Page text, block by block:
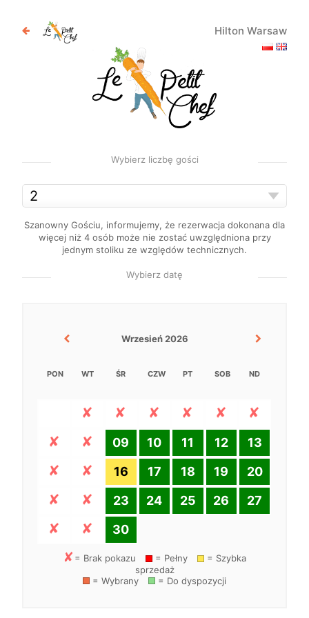
Hilton Warsaw
Wybierz liczbę gości
Szanowny Gościu, informujemy, że rezerwacja dokonana dla
więcej niż 4 osób może nie zostać uwzględniona przy
jednym stoliku ze względów technicznych.
Wybierz datę
Wrzesień 2026
PON WT ŚR CZW PT SOB ND
09 10 11 12
13
16
17 18 19
20
23
24 25 26
27
30
= Brak pokazu = Pełny
= Szybka
sprzedaż
= Wybrany
= Do dyspozycji